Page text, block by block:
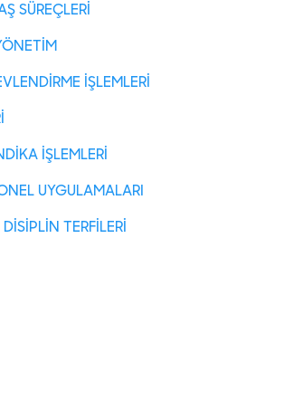
SÜREÇLERİ
İŞLEMLERİ
İŞLEMLERİ
UYGULAMALARI
TERFİLERİ